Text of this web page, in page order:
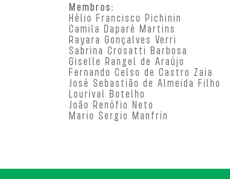
Membros:
Hélio Francisco Pichinin
Camila Daparé Martins
Rayara Gonçalves Verri
Sabrina Crosatti Barbosa
Giselle Rangel de Araújo
Fernando Celso de Castro Zaia
José Sebastião de Almeida Filho
Lourival Botelho
João Renófio Neto
Mario Sergio Manfrin